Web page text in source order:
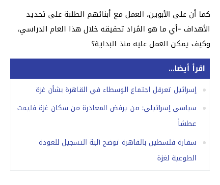
كما أن على الأبوين، العمل مع أبنائهم الطلبة على تحديد
الأهداف -أي ما هو المُراد تحقيقه خلال هذا العام الدراسي،
وكيف يمكن العمل عليه منذ البداية؟
اقرأ أيضا...
إسرائيل تعرقل اجتماع الوسطاء في القاهرة بشأن غزة
سياسي إسرائيلي: من يرفض المغادرة من سكان غزة فليمت
عطشاً
سفارة فلسطين بالقاهرة توضح آلية التسجيل للعودة
الطوعية لغزة